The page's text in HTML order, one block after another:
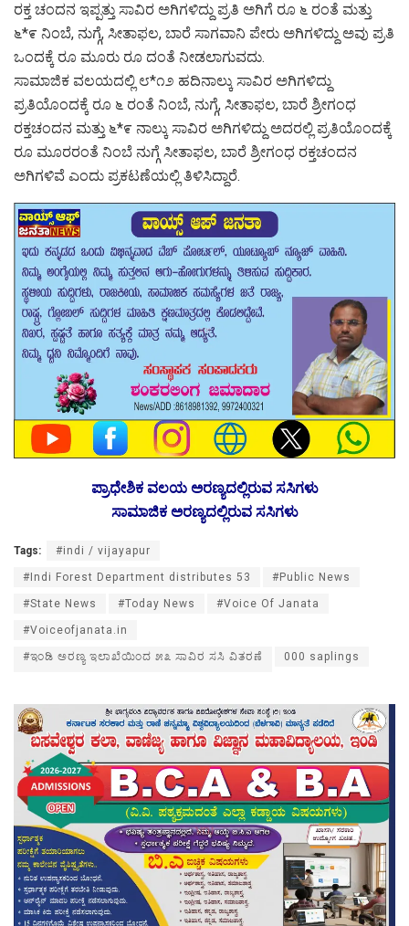
ರಕ್ತ ಚಂದನ ಇಪ್ಪತ್ತು ಸಾವಿರ ಅಗಿಗಳಿದ್ದು ಪ್ರತಿ ಅಗಿಗೆ ರೂ ೬ ರಂತೆ ಮತ್ತು
೬*೯ ನಿಂಬೆ, ನುಗ್ಗೆ, ಸೀತಾಫಲ, ಬಾರೆ ಸಾಗವಾನಿ ಪೇರು ಅಗಿಗಳಿದ್ದು ಅವು ಪ್ರತಿ
ಒಂದಕ್ಕೆ ರೂ ಮೂರು ರೂ ದಂತೆ ನೀಡಲಾಗುವದು.
ಸಾಮಾಜಿಕ ವಲಯದಲ್ಲಿ ೮*೧೨ ಹದಿನಾಲ್ಕು ಸಾವಿರ ಅಗಿಗಳಿದ್ದು
ಪ್ರತಿಯೊಂದಕ್ಕೆ ರೂ ೬ ರಂತೆ ನಿಂಬೆ, ನುಗ್ಗೆ, ಸೀತಾಫಲ, ಬಾರೆ ಶ್ರೀಗಂಧ
ರಕ್ತಚಂದನ ಮತ್ತು ೬*೯ ನಾಲ್ಕು ಸಾವಿರ ಅಗಿಗಳಿದ್ದು ಅದರಲ್ಲಿ ಪ್ರತಿಯೊಂದಕ್ಕೆ
ರೂ ಮೂರರಂತೆ ನಿಂಬೆ ನುಗ್ಗೆ ಸೀತಾಫಲ, ಬಾರೆ ಶ್ರೀಗಂಧ ರಕ್ತಚಂದನ
ಅಗಿಗಳಿವೆ ಎಂದು ಪ್ರಕಟಣೆಯಲ್ಲಿ ತಿಳಿಸಿದ್ದಾರೆ.
ಪ್ರಾಧೇಶಿಕ ವಲಯ ಅರಣ್ಯದಲ್ಲಿರುವ ಸಸಿಗಳು
ಸಾಮಾಜಿಕ ಅರಣ್ಯದಲ್ಲಿರುವ ಸಸಿಗಳು
Tags: #indi / vijayapur
#Indi Forest Department distributes 53 #Public News
#State News #Today News #Voice Of Janata
#Voiceofjanata.in
#ಇಂಡಿ ಅರಣ್ಯ ಇಲಾಖೆಯಿಂದ ೫೩ ಸಾವಿರ ಸಸಿ ವಿತರಣೆ 000 saplings